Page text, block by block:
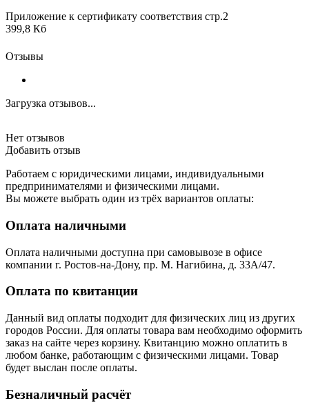
Приложение к сертификату соответствия стр.2
399,8 Кб
Отзывы
Загрузка отзывов...
Нет отзывов
Добавить отзыв
Работаем с юридическими лицами, индивидуальными
предпринимателями и физическими лицами.
Вы можете выбрать один из трёх вариантов оплаты:
Оплата наличными
Оплата наличными доступна при самовывозе в офисе
компании г. Ростов-на-Дону, пр. М. Нагибина, д. 33А/47.
Оплата по квитанции
Данный вид оплаты подходит для физических лиц из других
городов России. Для оплаты товара вам необходимо оформить
заказ на сайте через корзину. Квитанцию можно оплатить в
любом банке, работающим с физическими лицами. Товар
будет выслан после оплаты.
Безналичный расчёт